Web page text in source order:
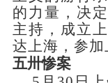
的力量，决
主持，成立
达上海，参加
五卅惨案